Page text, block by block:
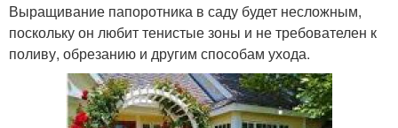
Выращивание папоротника в саду будет несложным,
поскольку он любит тенистые зоны и не требователен к
поливу, обрезанию и другим способам ухода.